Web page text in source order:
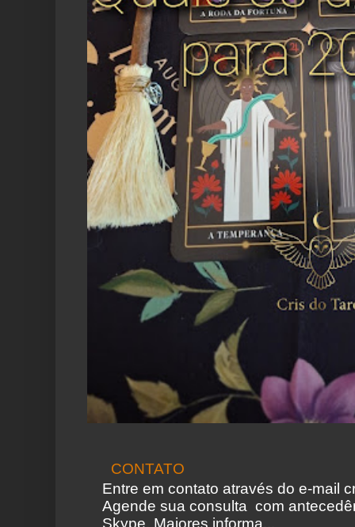
CONTATO
Entre em contato através do e-mail
Agende sua consulta com
Skype. Maiores informa...